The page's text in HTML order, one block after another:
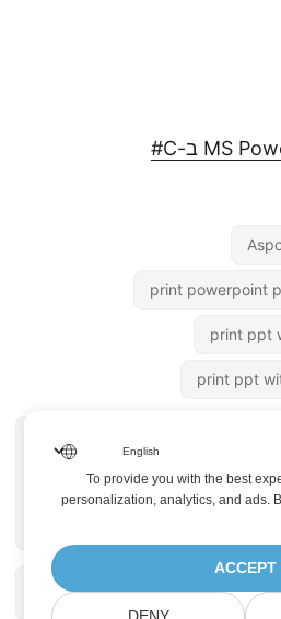
print powerpoint
print ppt
print ppt
PPT/PPTX באמצעות
To provide you with the best
personalization, analytics, and ads.
ACCEPT